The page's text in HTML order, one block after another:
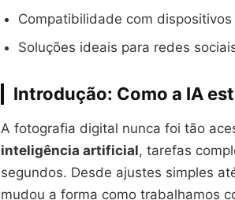
Compatibilidade com dispositivos
Soluções ideais para redes
Introdução: Como a IA
A fotografia digital nunca foi tão
inteligência artificial, tarefas
segundos. Desde ajustes simples
mudou a forma como trabalhamos